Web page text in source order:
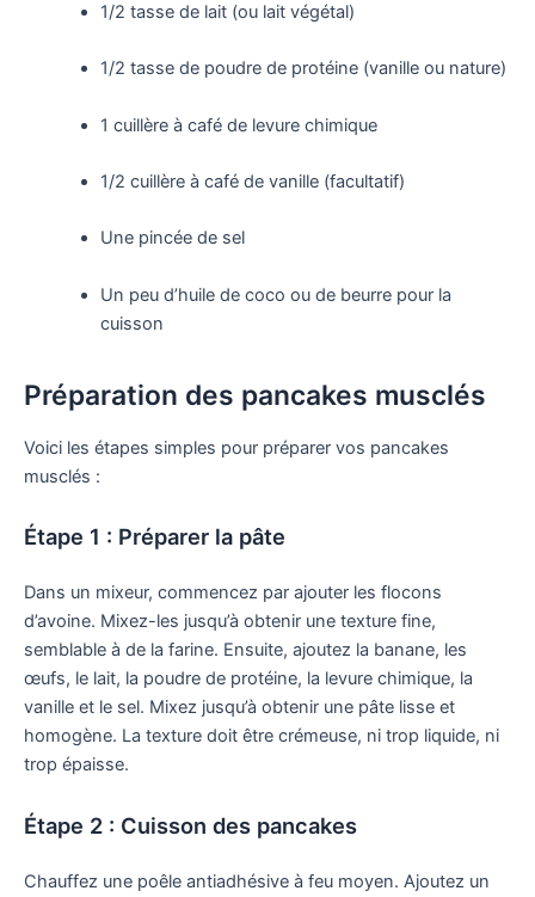
1/2 tasse de lait (ou lait végétal)
1/2 tasse de poudre de protéine (vanille ou nature)
1 cuillère à café de levure chimique
1/2 cuillère à café de vanille (facultatif)
Une pincée de sel
Un peu d’huile de coco ou de beurre pour la
cuisson
Préparation des pancakes musclés
Voici les étapes simples pour préparer vos pancakes
musclés :
Étape 1 : Préparer la pâte
Dans un mixeur, commencez par ajouter les flocons
d’avoine. Mixez-les jusqu’à obtenir une texture fine,
semblable à de la farine. Ensuite, ajoutez la banane, les
œufs, le lait, la poudre de protéine, la levure chimique, la
vanille et le sel. Mixez jusqu’à obtenir une pâte lisse et
homogène. La texture doit être crémeuse, ni trop liquide, ni
trop épaisse.
Étape 2 : Cuisson des pancakes
Chauffez une poêle antiadhésive à feu moyen. Ajoutez un